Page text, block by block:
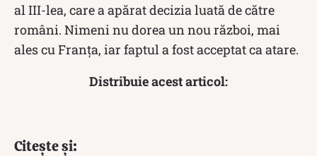
al III-lea, care a apărat decizia luată de către
români. Nimeni nu dorea un nou război, mai
ales cu Franţa, iar faptul a fost acceptat ca atare.
Distribuie acest articol:
Citește și: